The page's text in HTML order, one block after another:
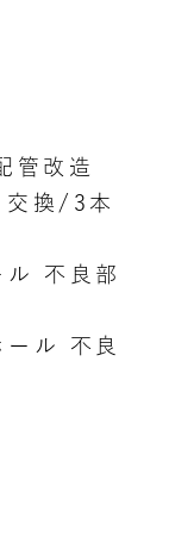
管改造
交換/3本
ル 不良部
ル 不良